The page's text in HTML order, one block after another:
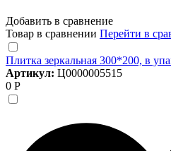
Добавить в сравнение
Товар в сравнении Перейти в
Плитка зеркальная 300*200, в
Артикул: Ц0000005515
0 Р